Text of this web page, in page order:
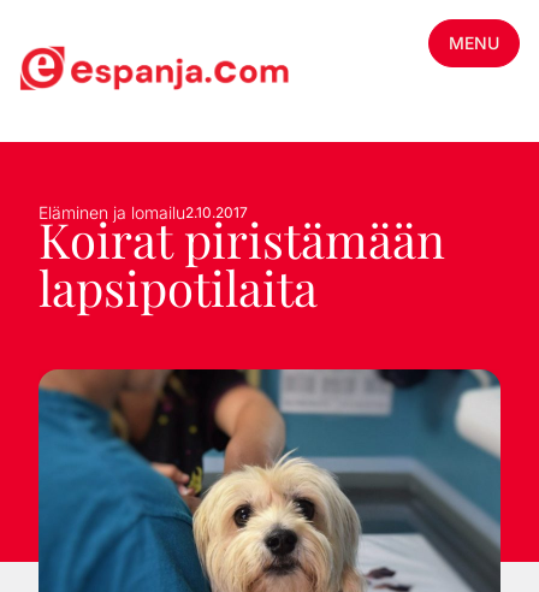
MENU
Eläminen ja lomailu2.10.2017
Koirat piristämään
lapsipotilaita